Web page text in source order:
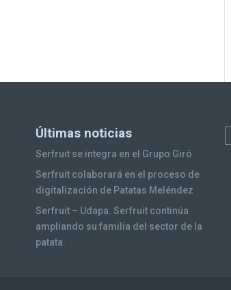
Últimas noticias
Serfruit se integra en el Grupo Giró
Serfruit colaborará en el proceso de
digitalización de Patatas Meléndez
Serfruit – Udapa. Serfruit continúa
ampliando su familia del sector de la
patata.